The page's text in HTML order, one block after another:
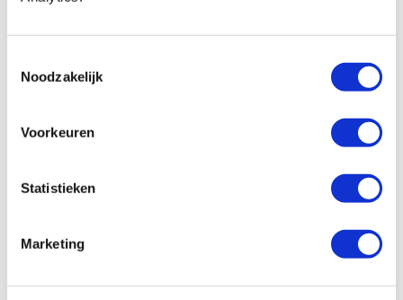
Noodzakelijk
Voorkeuren
Statistieken
Marketing
Famag houtspiraalboor hss-g Ø 10,5 mm
€ 20,25 incl. VAT